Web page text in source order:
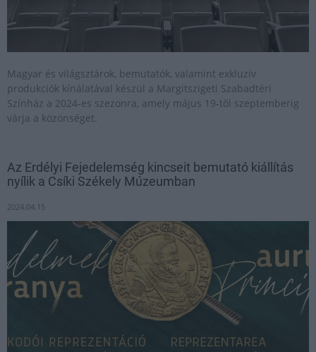
Magyar és világsztárok, bemutatók, valamint exkluzív
produkciók kínálatával készül a Margitszigeti Szabadtéri
Színház a 2024-es szezonra, amely május 19-től szeptemberig
várja a közönséget.
Az Erdélyi Fejedelemség kincseit bemutató kiállítás
nyílik a Csíki Székely Múzeumban
2024.04.15